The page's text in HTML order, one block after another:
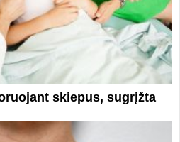
skiepus, sugrįžta